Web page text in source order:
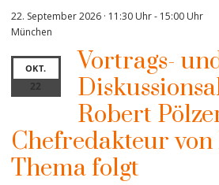
22. September 2026 · 11:30 Uhr- 15:00 Uhr
München
OKT.
22
Vortrags-
Robert
Chefredakteur
Thema folgt